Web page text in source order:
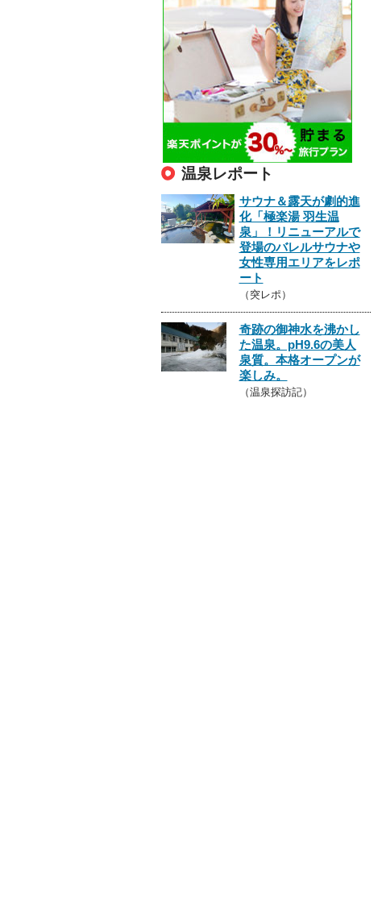
温泉レポート
サウナ＆露天が劇的進
化「極楽湯 羽生温
泉」！リニューアルで
登場のバレルサウナや
女性専用エリアをレポ
ート
（突レポ）
奇跡の御神水を沸かし
た温泉。pH9.6の美人
泉質。本格オープンが
楽しみ。
（温泉探訪記）